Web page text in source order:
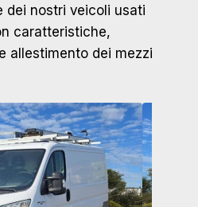
dei nostri veicoli usati
caratteristiche,
allestimento dei mezzi